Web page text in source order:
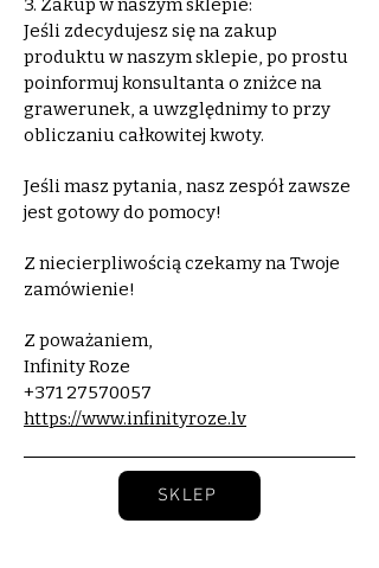
3. Zakup w naszym sklepie:
Jeśli zdecydujesz się na zakup
produktu w naszym sklepie, po prostu
poinformuj konsultanta o zniżce na
grawerunek, a uwzględnimy to przy
obliczaniu całkowitej kwoty.
Jeśli masz pytania, nasz zespół zawsze
jest gotowy do pomocy!
Z niecierpliwością czekamy na Twoje
zamówienie!
Z poważaniem,
Infinity Roze
+371 27570057
https://www.infinityroze.lv
SKLEP